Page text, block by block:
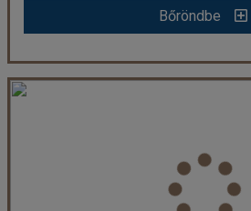
Bőröndbe
Lady Diana Hotel - 5
Város: Isztambul
Utazás módja:
Ellátás:
Reggeli